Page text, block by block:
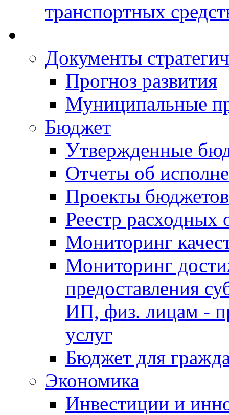
транспортных
Документы
Прогноз развития
Муниципальные
Бюджет
Утвержденные
Отчеты об
Проекты бюджетов
Реестр расходных
Мониторинг
Мониторинг
предоставления
ИП, физ. лицам -
услуг
Бюджет для
Экономика
Инвестиции и